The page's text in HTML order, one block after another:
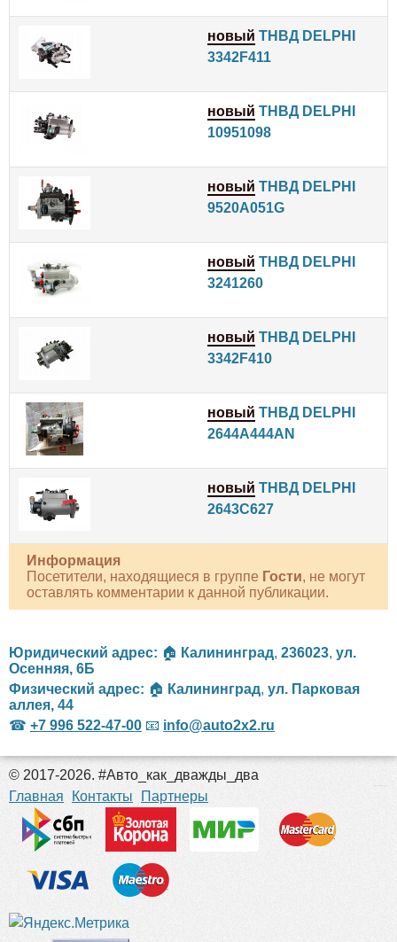
новый ТНВД DELPHI
3342F411
новый ТНВД DELPHI
10951098
новый ТНВД DELPHI
9520A051G
новый ТНВД DELPHI
3241260
новый ТНВД DELPHI
3342F410
новый ТНВД DELPHI
2644A444AN
новый ТНВД DELPHI
2643C627
Информация
Посетители, находящиеся в группе Гости, не могут
оставлять комментарии к данной публикации.
Юридический адрес: 🏠 Калининград, 236023, ул.
Осенняя, 6Б
Физический адрес: 🏠 Калининград, ул. Парковая
аллея, 44
☎ +7 996 522-47-00 📧 info@auto2x2.ru
© 2017-2026. #Авто_как_дважды_два
Главная
Контакты Партнеры